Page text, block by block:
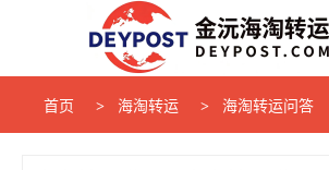
首页 海淘转运 海淘转运问答